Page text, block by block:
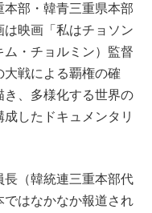
部・韓青三重県本部
映画「私はチョソン
・チョルミン）監督
戦による覇権の確
、多様化する世界の
したドキュメンタリ
（韓統連三重本部代
はなかなか報道され